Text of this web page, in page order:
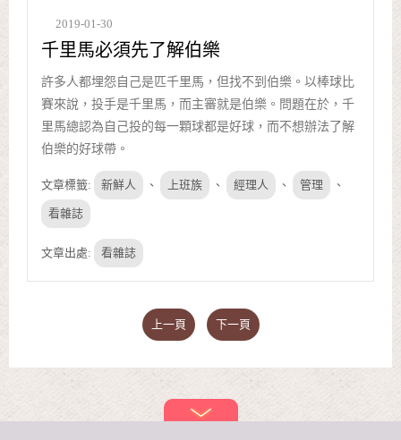
2019-01-30
千里馬必須先了解伯樂
許多人都埋怨自己是匹千里馬，但找不到伯樂。以棒球比
賽來說，投手是千里馬，而主審就是伯樂。問題在於，千
里馬總認為自己投的每一顆球都是好球，而不想辦法了解
伯樂的好球帶。
文章標籤: 新鮮人 、 上班族 、 經理人 、 管理 、
看雜誌
文章出處: 看雜誌
上一頁 下一頁